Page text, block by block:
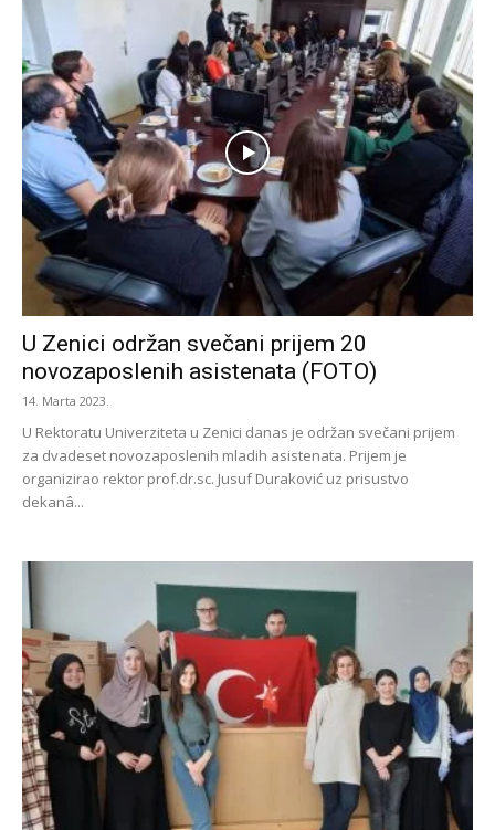
U Zenici održan svečani prijem 20
novozaposlenih asistenata (FOTO)
14. Marta 2023.
U Rektoratu Univerziteta u Zenici danas je održan svečani prijem
za dvadeset novozaposlenih mladih asistenata. Prijem je
organizirao rektor prof.dr.sc. Jusuf Duraković uz prisustvo
dekanâ...